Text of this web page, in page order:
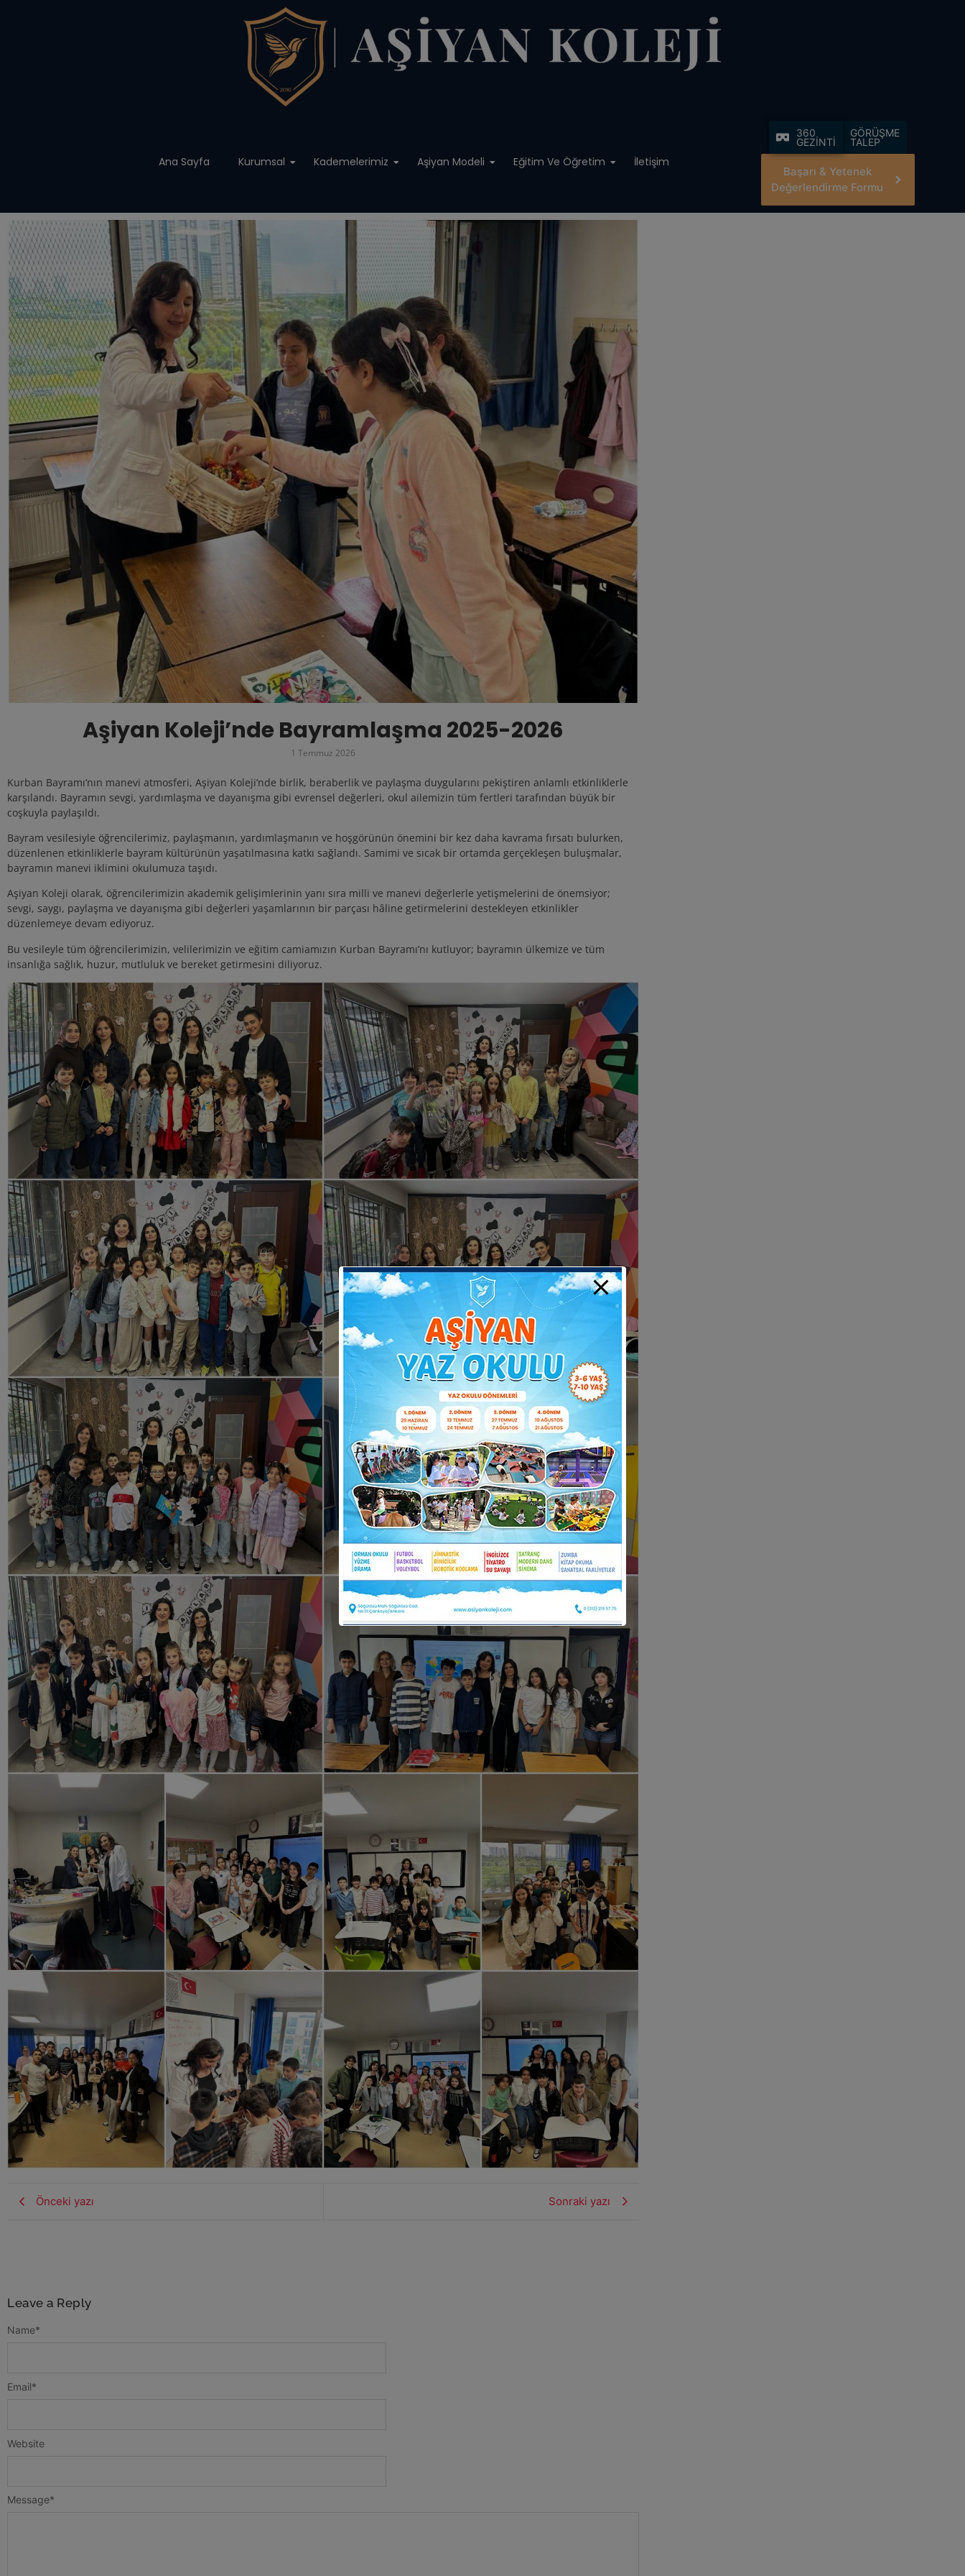
Ana Sayfa Kurumsal Kademelerimiz Aşiyan Modeli Eğitim Ve Öğretim İletişim
360
GEZİNTİ
GÖRÜŞME
TALEP
Başarı & Yetenek
Değerlendirme Formu
Aşiyan Koleji’nde Bayramlaşma 2025-2026
1 Temmuz 2026
Kurban Bayramı’nın manevi atmosferi, Aşiyan Koleji’nde birlik, beraberlik ve paylaşma duygularını pekiştiren anlamlı etkinliklerle
karşılandı. Bayramın sevgi, yardımlaşma ve dayanışma gibi evrensel değerleri, okul ailemizin tüm fertleri tarafından büyük bir
coşkuyla paylaşıldı.
Bayram vesilesiyle öğrencilerimiz, paylaşmanın, yardımlaşmanın ve hoşgörünün önemini bir kez daha kavrama fırsatı bulurken,
düzenlenen etkinliklerle bayram kültürünün yaşatılmasına katkı sağlandı. Samimi ve sıcak bir ortamda gerçekleşen buluşmalar,
bayramın manevi iklimini okulumuza taşıdı.
Aşiyan Koleji olarak, öğrencilerimizin akademik gelişimlerinin yanı sıra milli ve manevi değerlerle yetişmelerini de önemsiyor;
sevgi, saygı, paylaşma ve dayanışma gibi değerleri yaşamlarının bir parçası hâline getirmelerini destekleyen etkinlikler
düzenlemeye devam ediyoruz.
Bu vesileyle tüm öğrencilerimizin, velilerimizin ve eğitim camiamızın Kurban Bayramı’nı kutluyor; bayramın ülkemize ve tüm
insanlığa sağlık, huzur, mutluluk ve bereket getirmesini diliyoruz.
Önceki yazı Sonraki yazı
Leave a Reply
Message*
Name*
Email*
Website